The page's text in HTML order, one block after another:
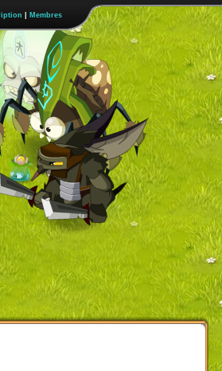
Membres